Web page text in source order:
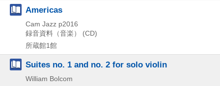
Americas
Cam Jazz p2016
録音資料（音楽） (CD)
所蔵館1館
Suites no. 1 and no. 2 for solo violin
William Bolcom